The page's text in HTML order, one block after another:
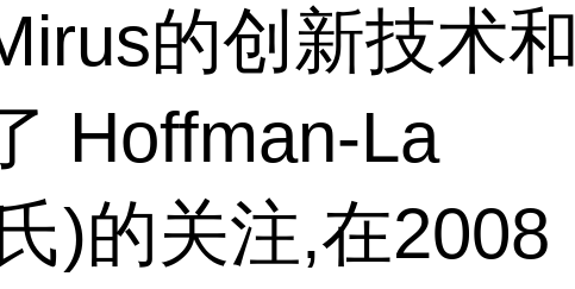
的创新技术和
Hoffman-La
)的关注,在2008